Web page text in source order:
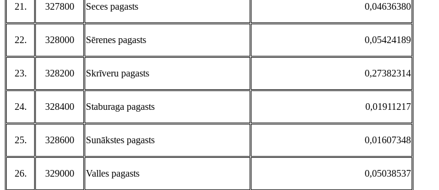
21. 327800 Seces pagasts 0,04636380
22. 328000 Sērenes pagasts 0,05424189
23. 328200 Skrīveru pagasts 0,27382314
24. 328400 Staburaga pagasts 0,01911217
25. 328600 Sunākstes pagasts 0,01607348
26. 329000 Valles pagasts 0,05038537